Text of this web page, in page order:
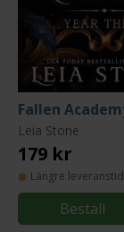
Leia Stone
179 kr
Längre leveranstid
Beställ